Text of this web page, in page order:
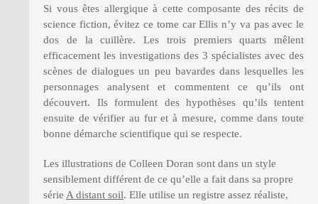
Si vous êtes allergique à cette composante des récits de
science fiction, évitez ce tome car Ellis n’y va pas avec le
dos de la cuillère. Les trois premiers quarts mêlent
efficacement les investigations des 3 spécialistes avec des
scènes de dialogues un peu bavardes dans lesquelles les
personnages analysent et commentent ce qu’ils ont
découvert. Ils formulent des hypothèses qu’ils tentent
ensuite de vérifier au fur et à mesure, comme dans toute
bonne démarche scientifique qui se respecte.
Les illustrations de Colleen Doran sont dans un style
sensiblement différent de ce qu’elle a fait dans sa propre
série A distant soil. Elle utilise un registre assez réaliste,